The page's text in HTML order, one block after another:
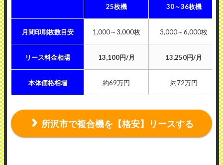
25枚機 30～36枚機
月間印刷枚数目安 1,000～3,000枚 3,000～6,000枚
リース料金相場 13,100円/月 13,250円/月
本体価格相場 約69万円 約72万円
所沢市で複合機を【格安】リースする